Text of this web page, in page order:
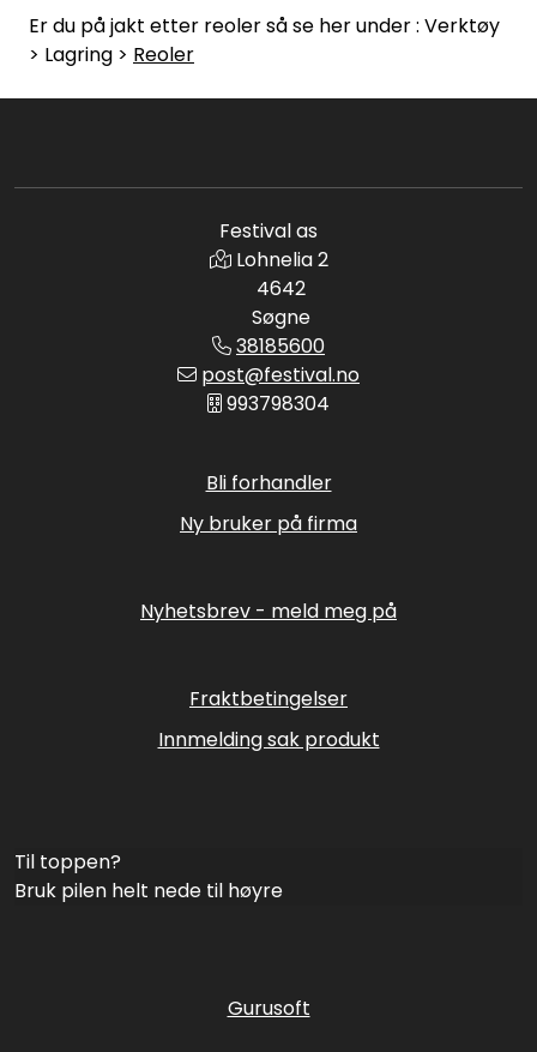
Er du på jakt etter reoler så se her under : Verktøy
> Lagring > Reoler
Festival as
Lohnelia 2
4642
Søgne
38185600
post@festival.no
993798304
Bli forhandler
Ny bruker på firma
Nyhetsbrev - meld meg på
Fraktbetingelser
Innmelding sak produkt
Til toppen?
Bruk pilen helt nede til høyre
Gurusoft